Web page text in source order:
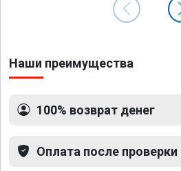
Наши преимущества
100% возврат денег
Оплата после проверки